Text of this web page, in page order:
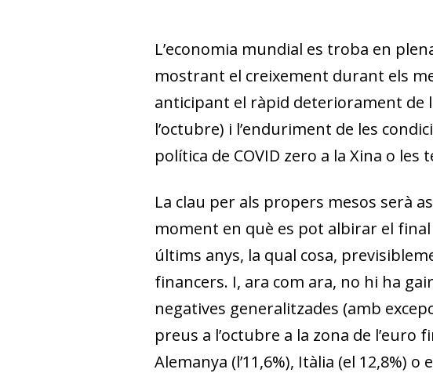
L’economia mundial es troba en
mostrant el creixement durant els
anticipant el ràpid deteriorament de
l’octubre) i l’enduriment de les
política de COVID zero a la Xina o
La clau per als propers mesos serà
moment en què es pot albirar el
últims anys, la qual cosa,
financers. I, ara com ara, no hi ha
negatives gene­­ralitzades (amb
preus a l’octubre a la zona de l’euro
Alemanya (l’11,6%), Itàlia (el 12,8%)